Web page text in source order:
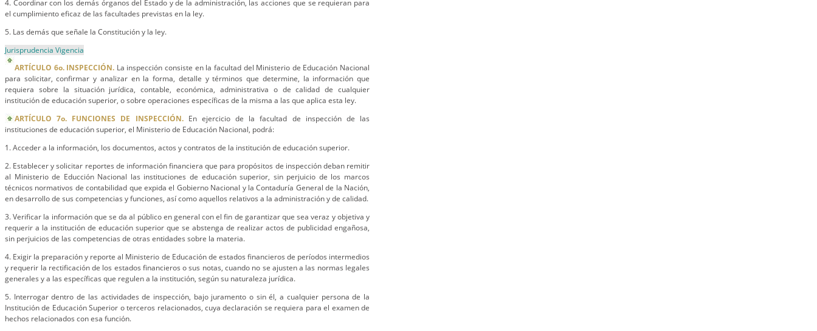
4. Coordinar con los demás órganos del Estado y de la administración, las acciones que se requieran para
el cumplimiento eficaz de las facultades previstas en la ley.
5. Las demás que señale la Constitución y la ley.
Jurisprudencia Vigencia
ARTÍCULO 6o. INSPECCIÓN. La inspección consiste en la facultad del Ministerio de Educación Nacional
para solicitar, confirmar y analizar en la forma, detalle y términos que determine, la información que
requiera sobre la situación jurídica, contable, económica, administrativa o de calidad de cualquier
institución de educación superior, o sobre operaciones específicas de la misma a las que aplica esta ley.
ARTÍCULO 7o. FUNCIONES DE INSPECCIÓN.En ejercicio de la facultad de inspección de las
instituciones de educación superior, el Ministerio de Educación Nacional, podrá:
1. Acceder a la información, los documentos, actos y contratos de la institución de educación superior.
2. Establecer y solicitar reportes de información financiera que para propósitos de inspección deban remitir
al Ministerio de Educción Nacional las instituciones de educación superior, sin perjuicio de los marcos
técnicos normativos de contabilidad que expida el Gobierno Nacional y la Contaduría General de la Nación,
en desarrollo de sus competencias y funciones, así como aquellos relativos a la administración y de calidad.
3. Verificar la información que se da al público en general con el fin de garantizar que sea veraz y objetiva y
requerir a la institución de educación superior que se abstenga de realizar actos de publicidad engañosa,
sin perjuicios de las competencias de otras entidades sobre la materia.
4. Exigir la preparación y reporte al Ministerio de Educación de estados financieros de períodos intermedios
y requerir la rectificación de los estados financieros o sus notas, cuando no se ajusten a las normas legales
generales y a las específicas que regulen a la institución, según su naturaleza jurídica.
5. Interrogar dentro de las actividades de inspección, bajo juramento o sin él, a cualquier persona de la
Institución de Educación Superior o terceros relacionados, cuya declaración se requiera para el examen de
hechos relacionados con esa función.